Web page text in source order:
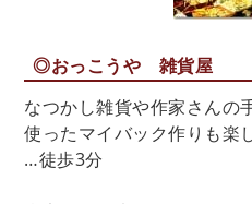
◎おっこうや 雑貨屋
なつかし雑貨や作家さんの
使ったマイバック作りも楽
…徒歩3分